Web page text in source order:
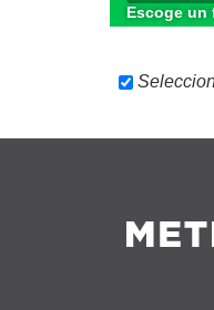
Escoge un